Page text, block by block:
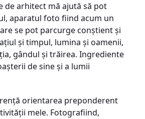
de arhitect mă ajută să pot
aparatul foto fiind acum un
se pot parcurge conştient şi
şi timpul, lumina şi oamenii,
gândul şi trăirea. Ingrediente
de sine şi a lumii
orientarea preponderent
mele. Fotografiind,